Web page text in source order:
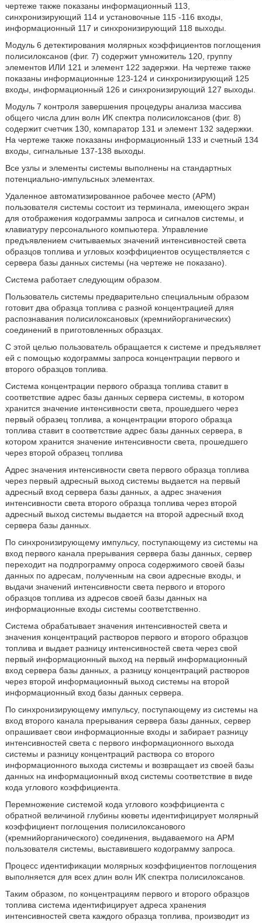
чертеже также показаны информационный 113,
синхронизирующий 114 и установочные 115 -116 входы,
информационный 117 и синхронизирующий 118 выходы.
Модуль 6 детектирования молярных коэффициентов поглощения
полисилоксанов (фиг. 7) содержит умножитель 120, группу
элементов ИЛИ 121 и элемент 122 задержки. На чертеже также
показаны информационные 123-124 и синхронизирующий 125
входы, информационный 126 и синхронизирующий 127 выходы.
Модуль 7 контроля завершения процедуры анализа массива
общего числа длин волн ИК спектра полисилоксанов (фиг. 8)
содержит счетчик 130, компаратор 131 и элемент 132 задержки.
На чертеже также показаны информационный 133 и счетный 134
входы, сигнальные 137-138 выходы.
Все узлы и элементы системы выполнены на стандартных
потенциально-импульсных элементах.
Удаленное автоматизированное рабочее место (АРМ)
пользователя системы состоит из терминала, имеющего экран
для отображения кодограммы запроса и сигналов системы, и
клавиатуру персонального компьютера. Управление
предъявлением считываемых значений интенсивностей света
образцов топлива и угловых коэффициентов осуществляется с
сервера базы данных системы (на чертеже не показано).
Система работает следующим образом.
Пользователь системы предварительно специальным образом
готовит два образца топлива с разной концентрацией дляя
распознавания полисилоксановых (кремнийорганических)
соединений в приготовленных образцах.
С этой целью пользователь обращается к системе и предъявляет
ей с помощью кодограммы запроса концентрации первого и
второго образцов топлива.
Система концентрации первого образца топлива ставит в
соответствие адрес базы данных сервера системы, в котором
хранится значение интенсивности света, прошедшего через
первый образец топлива, а концентрации второго образца
топлива ставит в соответствие адрес базы данных сервера, в
котором хранится значение интенсивности света, прошедшего
через второй образец топлива
Адрес значения интенсивности света первого образца топлива
через первый адресный выход системы выдается на первый
адресный вход сервера базы данных, а адрес значения
интенсивности света второго образца топлива через второй
адресный выход системы выдается на второй адресный вход
сервера базы данных.
По синхронизирующему импульсу, поступающему из системы на
вход первого канала прерывания сервера базы данных, сервер
переходит на подпрограмму опроса содержимого своей базы
данных по адресам, полученным на свои адресные входы, и
выдачи значений интенсивности света первого и второго
образцов топлива из адресов своей базы данных на
информационные входы системы соответственно.
Система обрабатывает значения интенсивностей света и
значения концентраций растворов первого и второго образцов
топлива и выдает разницу интенсивностей света через свой
первый информационный выход на первый информационный
вход сервера базы данных, а разницу концентраций растворов
через второй информационный выход системы на второй
информационный вход базы данных сервера.
По синхронизирующему импульсу, поступающему из системы на
вход второго канала прерывания сервера базы данных, сервер
опрашивает свои информационные входы и забирает разницу
интенсивностей света с первого информационного выхода
системы и разницу концентраций раствора со второго
информационного выхода системы и возвращает из своей базы
данных на информационный вход системы соответствие в виде
кода углового коэффициента.
Перемножение системой кода углового коэффициента с
обратной величиной глубины кюветы идентифицирует молярный
коэффициент поглощения полисилоксанового
(кремнийорганического) соединения, выдаваемого на АРМ
пользователя системы, выставившего кодограмму запроса.
Процесс идентификации молярных коэффициентов поглощения
выполняется для всех длин волн ИК спектра полисилоксанов.
Таким образом, по концентрациям первого и второго образцов
топлива система идентифицирует адреса хранения
интенсивностей света каждого образца топлива, производит из